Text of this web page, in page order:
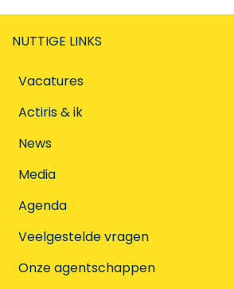
NUTTIGE LINKS
Vacatures
Actiris & ik
News
Media
Agenda
Veelgestelde vragen
Onze agentschappen